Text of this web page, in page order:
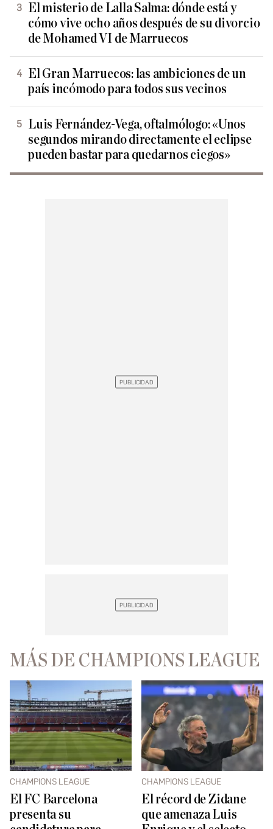
El misterio de Lalla Salma: dónde está y
cómo vive ocho años después de su divorcio
de Mohamed VI de Marruecos
El Gran Marruecos: las ambiciones de un
país incómodo para todos sus vecinos
Luis Fernández-Vega, oftalmólogo: «Unos
segundos mirando directamente el eclipse
pueden bastar para quedarnos ciegos»
MÁS DE CHAMPIONS LEAGUE
CHAMPIONS LEAGUE
El FC Barcelona
presenta su
CHAMPIONS LEAGUE
El récord de Zidane
que amenaza Luis